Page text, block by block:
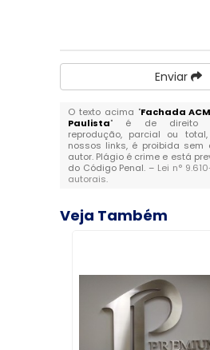
Enviar
O texto acima "Fachada
Paulista" é de direito
reprodução, parcial ou
nossos links, é proibida sem
autor. Plágio é crime e está
do Código Penal. – Lei n°
autorais.
Veja Também